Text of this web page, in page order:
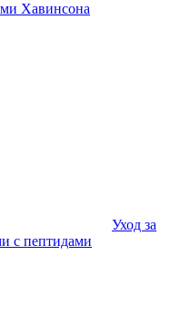
Хавинсона
Уход за
с пептидами